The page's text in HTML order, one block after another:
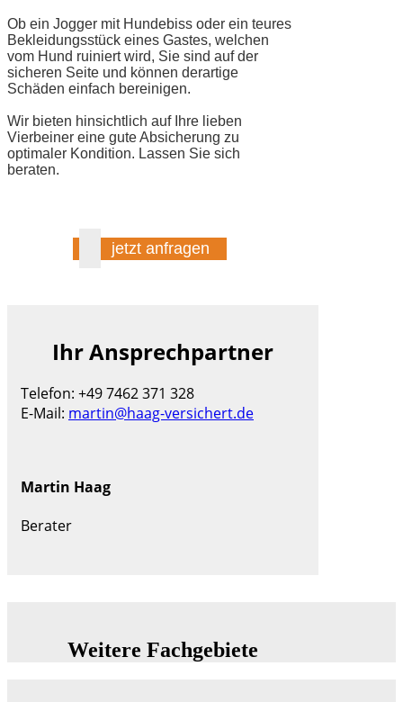
Ob ein Jogger mit Hundebiss oder ein teures
Bekleidungsstück eines Gastes, welchen
vom Hund ruiniert wird, Sie sind auf der
sicheren Seite und können derartige
Schäden einfach bereinigen.
Wir bieten hinsichtlich auf Ihre lieben
Vierbeiner eine gute Absicherung zu
optimaler Kondition. Lassen Sie sich
beraten.
jetzt anfragen
Ihr Ansprechpartner
Telefon: +49 7462 371 328
E-Mail: martin@haag-versichert.de
Martin Haag
Berater
Weitere Fachgebiete